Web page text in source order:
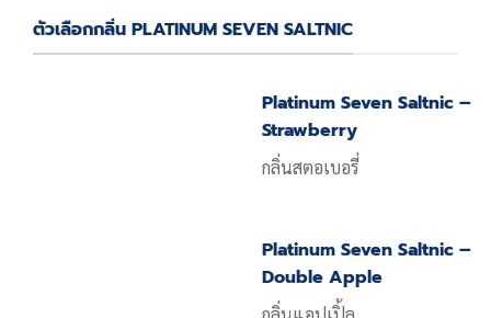
ตัวเลือกกลิ่น PLATINUM SEVEN SALTNIC
Platinum Seven Saltnic –
Strawberry
กลิ่นสตอเบอรี่
Platinum Seven Saltnic –
Double Apple